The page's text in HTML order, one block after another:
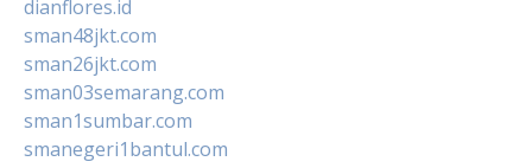
dianflores.id
sman48jkt.com
sman26jkt.com
sman03semarang.com
sman1sumbar.com
smanegeri1bantul.com